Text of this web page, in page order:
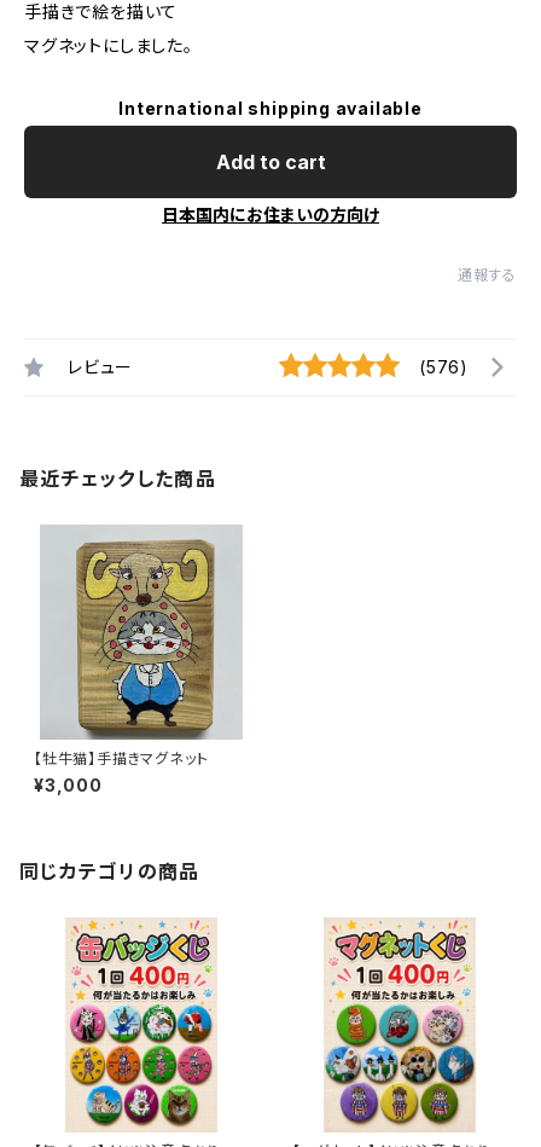
手描きで絵を描いて
マグネットにしました。
International shipping available
Add to cart
日本国内にお住まいの方向け
通報する
レビュー (576)
最近チェックした商品
【牡牛猫】手描きマグネット
¥3,000
同じカテゴリの商品